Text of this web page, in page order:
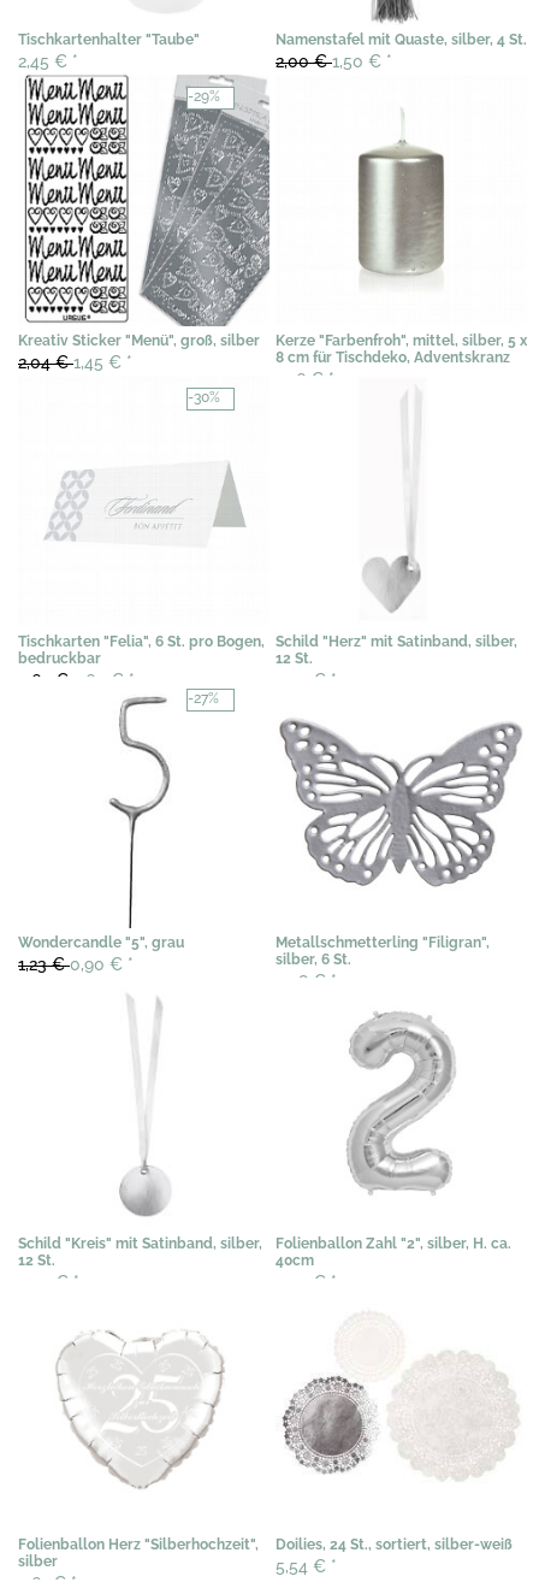
Tischkartenhalter "Taube"
2,45 € *
Namenstafel mit Quaste, silber, 4 St.
2,00 €1,50 € *
-29%
Kreativ Sticker "Menü", groß, silber
2,04 €1,45 € *
Kerze "Farbenfroh", mittel, silber, 5 x
8 cm für Tischdeko, Adventskranz
2,76 € *
-30%
Tischkarten "Felia", 6 St. pro Bogen,
bedruckbar
3,69 € 2,60 € *
Schild "Herz" mit Satinband, silber,
12 St.
3,54 € *
-27%
Wondercandle "5", grau
1,23 €0,90 € *
Metallschmetterling "Filigran",
silber, 6 St.
3,58 € *
Schild "Kreis" mit Satinband, silber,
12 St.
3,54 € *
Folienballon Zahl "2", silber, H. ca.
40cm
3,07 € *
Folienballon Herz "Silberhochzeit",
silber
4,61 € *
Doilies, 24 St., sortiert, silber-weiß
5,54 € *